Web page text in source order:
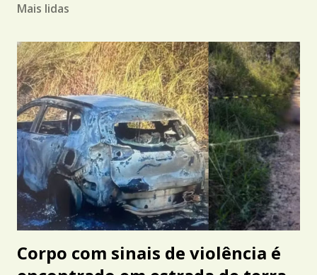
Mais lidas
Corpo com sinais de violência é